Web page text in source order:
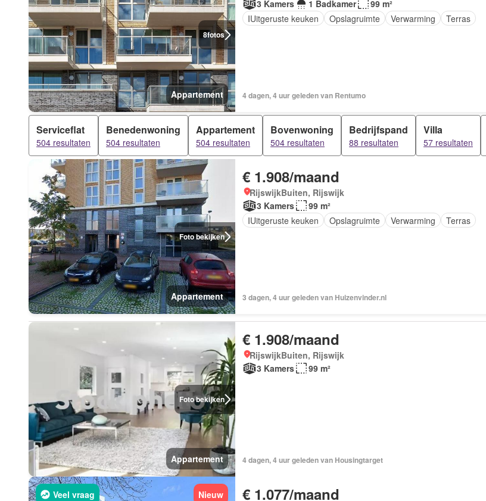
8fotos
Appartement
3 Kamers
1 Badkamer
99 m²
IUitgeruste keuken
Opslagruimte Verwarming Terras
4 dagen, 4 uur geleden van Rentumo
Serviceflat
504 resultaten
Benedenwoning
504 resultaten
Appartement
504 resultaten
Bovenwoning
504 resultaten
Bedrijfspand
88 resultaten
Villa
57 resultaten
Foto bekijken
Appartement
€ 1.908/maand
RijswijkBuiten, Rijswijk
3 Kamers
99 m²
IUitgeruste keuken
Opslagruimte Verwarming Terras
3 dagen, 4 uur geleden van Huizenvinder.nl
Foto bekijken
Appartement
€ 1.908/maand
RijswijkBuiten, Rijswijk
3 Kamers
99 m²
4 dagen, 4 uur geleden van Housingtarget
Veel vraag Nieuw € 1.077/maand